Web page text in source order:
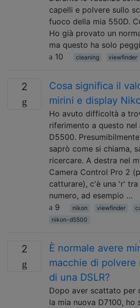
capelli e polvere sullo
fuoco della mia 550D.
Ho già provato un
ma questo ha solo
10
cleaning viewfinder
2
Cosa significa il
mirini e display
Ho avuto difficoltà a
riferimento a questo nel
D5500.
saprò come si chiama,
ricercare. A destra nel
Camera Control Pro 2
catturare), c'è una 'r'
numero, ad esempio …
9
nikon viewfinder
nikon-d5500
2
È normale avere
macchie di polvere
di una DSLR?
Dopo aver scattato per
la mia nuova D7100,